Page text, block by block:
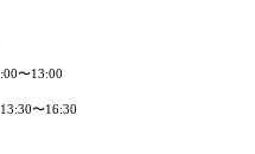
〜13:00
〜16:30